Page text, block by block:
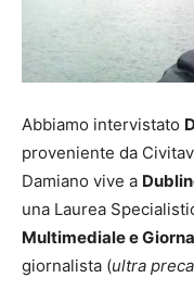
Abbiamo intervistato
proveniente da
Damiano vive a
una Laurea
Multimediale e
giornalista (ultra